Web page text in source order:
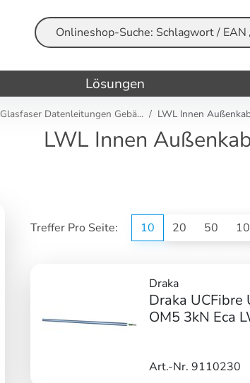
Suche
Lösungen
Glasfaser Datenleitungen Gebä... LWL Innen
LWL Innen
Treffer Pro Seite: 10 20 50
Draka
Draka UCFibre
OM5 3kN Eca
Art.-Nr. 9110230